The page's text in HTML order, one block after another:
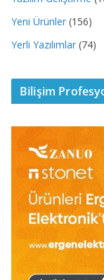
Yeni Ürünler (156)
Yerli Yazılımlar (74)
Bilişim